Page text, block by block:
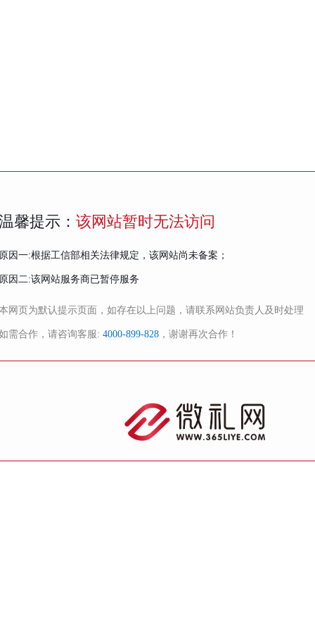
馨提示： 该网站暂时无法访问
因一:根据工信部相关法律规定，该网站尚未备案；
因二:该网站服务商已暂停服务
网页为默认提示页面，如存在以上问题，请联系网站负责人及时处理
需合作，请咨询客服: 4000-899-828 ，谢谢再次合作！